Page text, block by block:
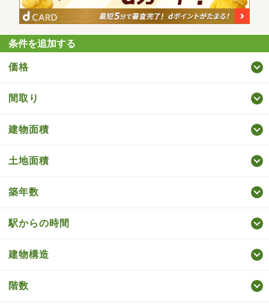
条件を追加する
価格
間取り
建物面積
土地面積
築年数
駅からの時間
建物構造
階数